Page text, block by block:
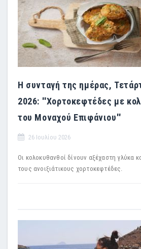
Η συνταγή της ημέρας,
2026: ''Χορτοκεφτέδες με
του Μοναχού Επιφάνιου''
26 Ιουλίου 2026
Οι κολοκυθανθοί δίνουν αξέχαστη γλύκα
τους ανοιξιάτικους χορτοκεφτέδες.